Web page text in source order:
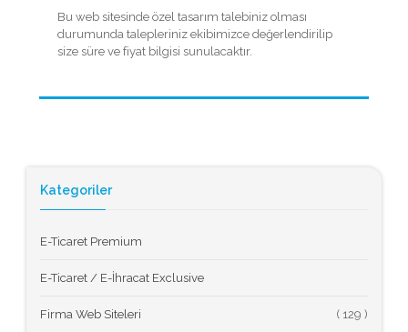
Bu web sitesinde özel tasarım talebiniz olması
durumunda talepleriniz ekibimizce değerlendirilip
size süre ve fiyat bilgisi sunulacaktır.
Kategoriler
E-Ticaret Premium
E-Ticaret / E-İhracat Exclusive
Firma Web Siteleri (